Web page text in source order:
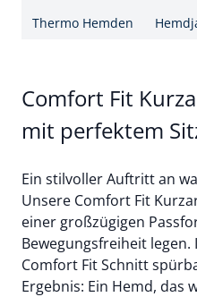
Thermo Hemden
Comfort Fit
mit perfektem
Ein stilvoller Auftritt an
Unsere Comfort Fit
einer großzügigen
Bewegungsfreiheit
Comfort Fit Schnitt
Ergebnis: Ein Hemd, das